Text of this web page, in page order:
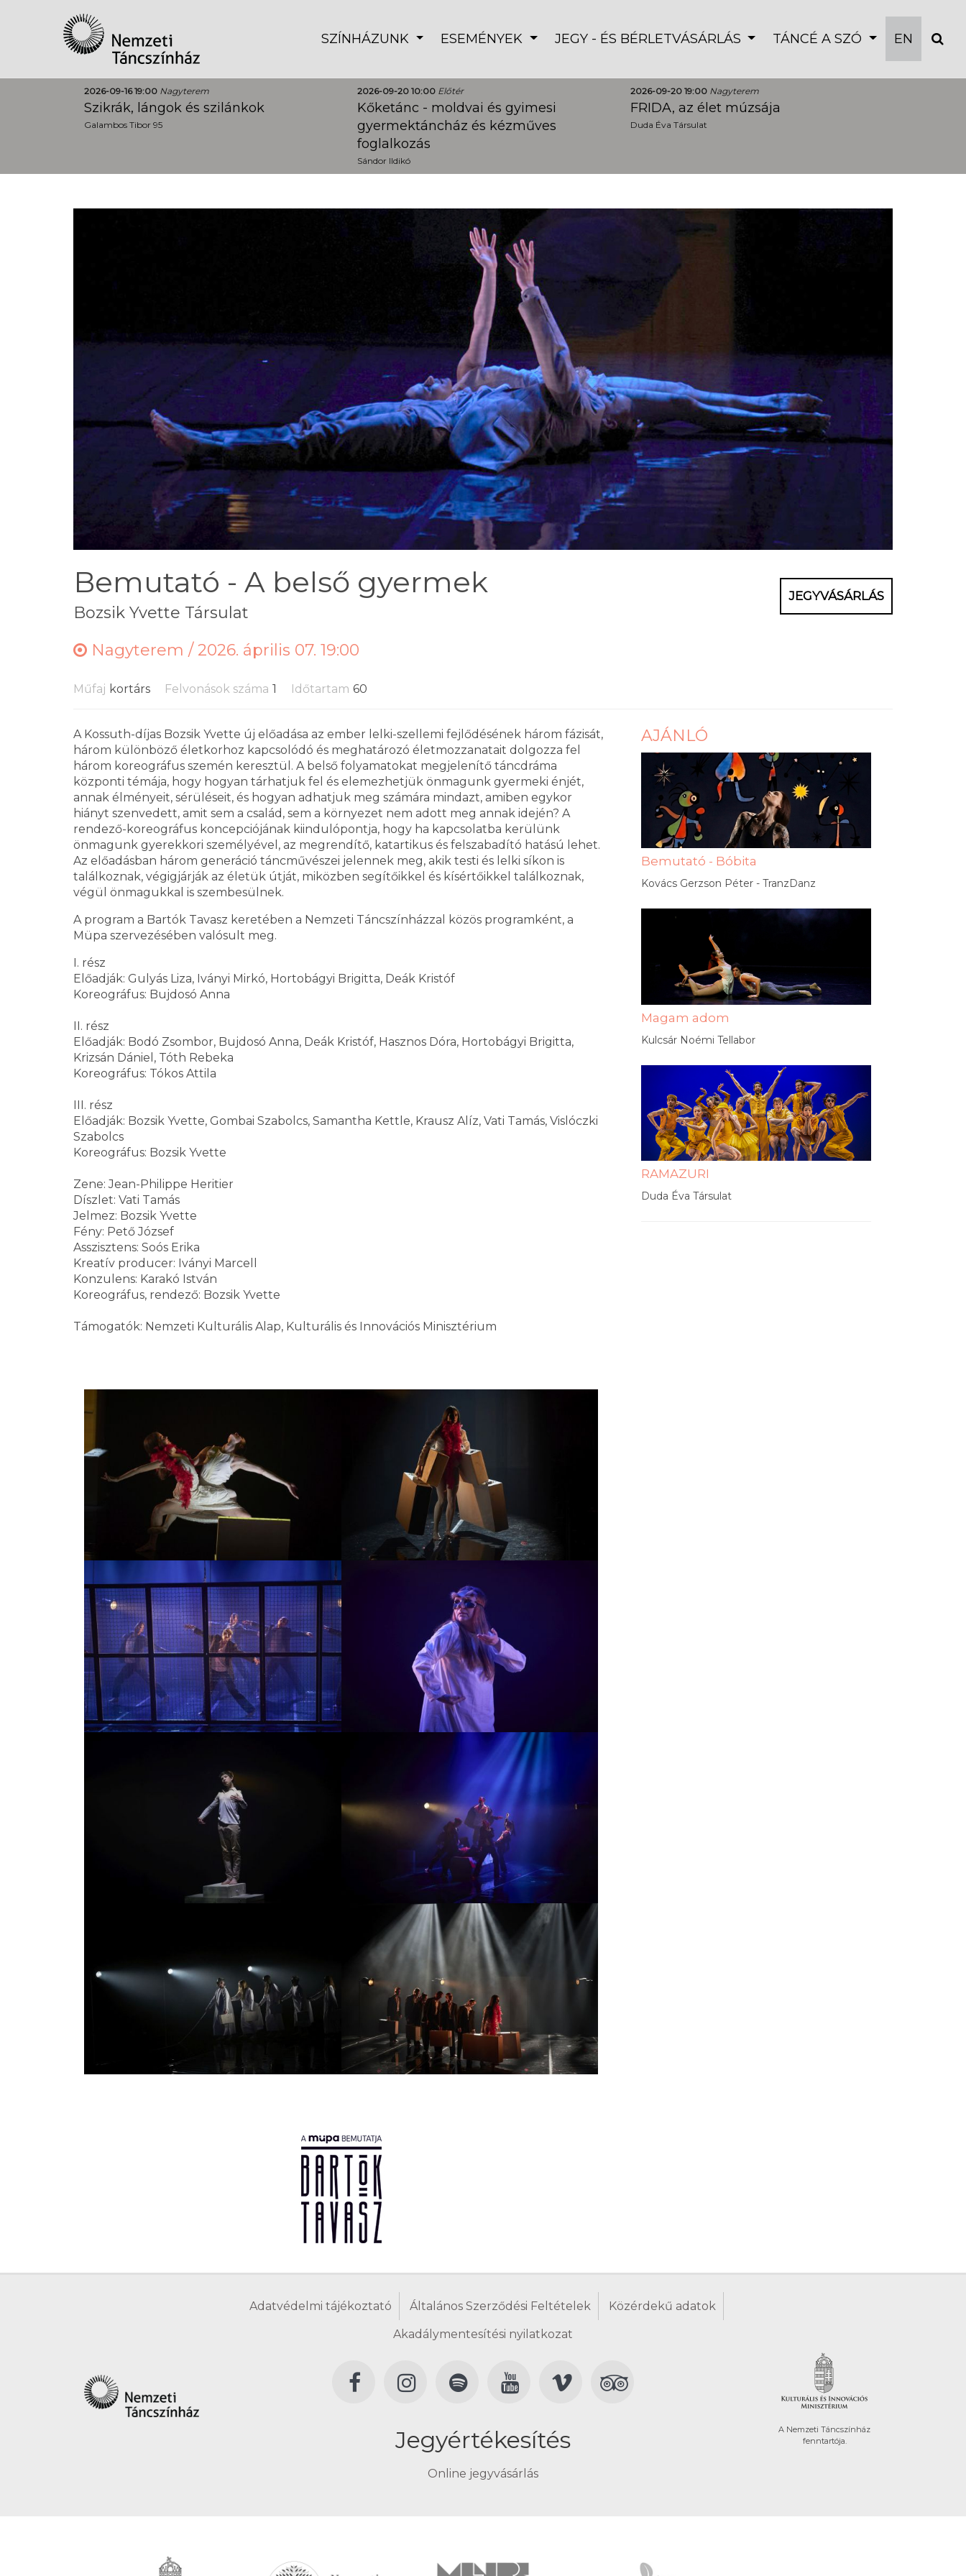
SZÍNHÁZUNK ESEMÉNYEK JEGY - ÉS BÉRLETVÁSÁRLÁS TÁNCÉ A SZÓ EN
2026-09-16 19:00 Nagyterem
Szikrák, lángok és szilánkok
Galambos Tibor 95
2026-09-20 10:00 Előtér
Kőketánc - moldvai és gyimesi
gyermektáncház és kézműves
foglalkozás
Sándor Ildikó
2026-09-20 19:00 Nagyterem
FRIDA, az élet múzsája
Duda Éva Társulat
Bemutató - A belső gyermek
Bozsik Yvette Társulat
JEGYVÁSÁRLÁS
Nagyterem / 2026. április 07. 19:00
Műfaj kortárs Felvonások száma 1 Időtartam 60
A Kossuth-díjas Bozsik Yvette új előadása az ember lelki-szellemi fejlődésének három fázisát,
három különböző életkorhoz kapcsolódó és meghatározó életmozzanatait dolgozza fel
három koreográfus szemén keresztül. A belső folyamatokat megjelenítő táncdráma
központi témája, hogy hogyan tárhatjuk fel és elemezhetjük önmagunk gyermeki énjét,
annak élményeit, sérüléseit, és hogyan adhatjuk meg számára mindazt, amiben egykor
hiányt szenvedett, amit sem a család, sem a környezet nem adott meg annak idején? A
rendező-koreográfus koncepciójának kiindulópontja, hogy ha kapcsolatba kerülünk
önmagunk gyerekkori személyével, az megrendítő, katartikus és felszabadító hatású lehet.
Az előadásban három generáció táncművészei jelennek meg, akik testi és lelki síkon is
találkoznak, végigjárják az életük útját, miközben segítőikkel és kísértőikkel találkoznak,
végül önmagukkal is szembesülnek.
A program a Bartók Tavasz keretében a Nemzeti Táncszínházzal közös programként, a
Müpa szervezésében valósult meg.
I. rész
Előadják: Gulyás Liza, Iványi Mirkó, Hortobágyi Brigitta, Deák Kristóf
Koreográfus: Bujdosó Anna
II. rész
Előadják: Bodó Zsombor, Bujdosó Anna, Deák Kristóf, Hasznos Dóra, Hortobágyi Brigitta,
Krizsán Dániel, Tóth Rebeka
Koreográfus: Tókos Attila
III. rész
Előadják: Bozsik Yvette, Gombai Szabolcs, Samantha Kettle, Krausz Alíz, Vati Tamás, Vislóczki
Szabolcs
Koreográfus: Bozsik Yvette
Zene: Jean-Philippe Heritier
Díszlet: Vati Tamás
Jelmez: Bozsik Yvette
Fény: Pető József
Asszisztens: Soós Erika
Kreatív producer: Iványi Marcell
Konzulens: Karakó István
Koreográfus, rendező: Bozsik Yvette
Támogatók: Nemzeti Kulturális Alap, Kulturális és Innovációs Minisztérium
AJÁNLÓ
Bemutató - Bóbita
Kovács Gerzson Péter - TranzDanz
Magam adom
Kulcsár Noémi Tellabor
RAMAZURI
Duda Éva Társulat
Adatvédelmi tájékoztató Általános Szerződési Feltételek Közérdekű adatok
Akadálymentesítési nyilatkozat
Jegyértékesítés
Online jegyvásárlás
A Nemzeti Táncszínház
fenntartója.